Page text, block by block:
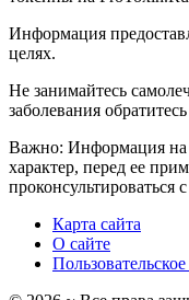
Информация
целях.
Не занимайтесь
заболевания
Важно: Информация на
характер, перед ее
проконсультироваться
Карта сайта
О сайте